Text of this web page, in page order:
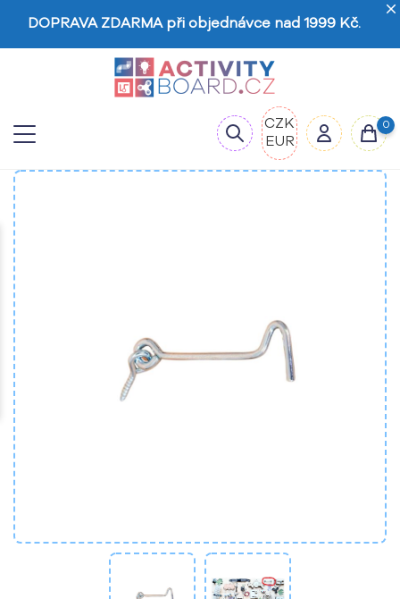
DOPRAVA ZDARMA při objednávce nad 1999 Kč.
CZK
EUR
0